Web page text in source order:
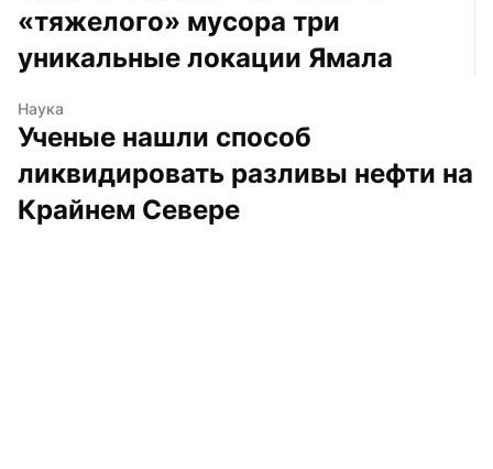
«тяжелого» мусора три
уникальные локации Ямала
Наука
Ученые нашли способ
ликвидировать разливы нефти на
Крайнем Севере